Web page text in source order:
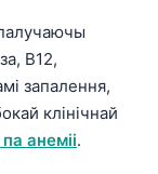
B12,
запалення,
клінічнай
анеміі.